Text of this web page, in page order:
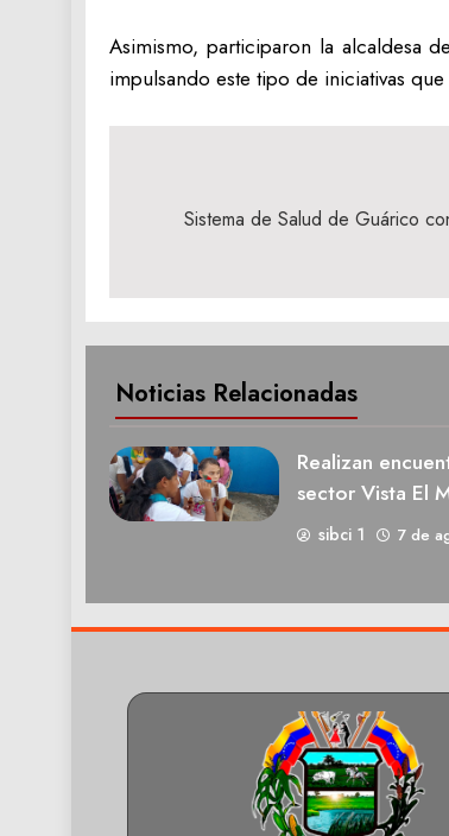
Asimismo, participaron la alcaldesa
impulsando este tipo de iniciativas
Sistema de Salud de Guárico
Noticias Relacionadas
Realizan
sector Vista El
sibci 1 7 de